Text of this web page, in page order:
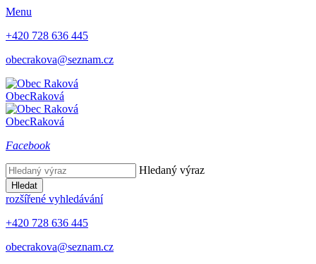
Menu
+420 728 636 445
obecrakova@seznam.cz
ObecRaková
ObecRaková
Facebook
Hledaný výraz
Hledat
rozšířené vyhledávání
+420 728 636 445
obecrakova@seznam.cz